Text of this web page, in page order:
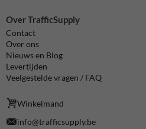
Over TrafficSupply
Contact
Over ons
Nieuws en Blog
Levertijden
Veelgestelde vragen / FAQ
Winkelmand
info@trafficsupply.be